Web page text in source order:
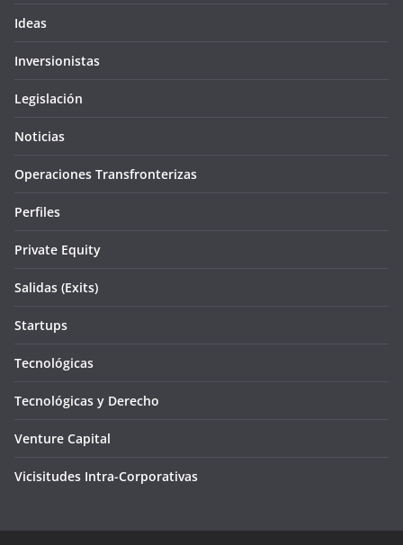
Ideas
Inversionistas
Legislación
Noticias
Operaciones Transfronterizas
Perfiles
Private Equity
Salidas (Exits)
Startups
Tecnológicas
Tecnológicas y Derecho
Venture Capital
Vicisitudes Intra-Corporativas